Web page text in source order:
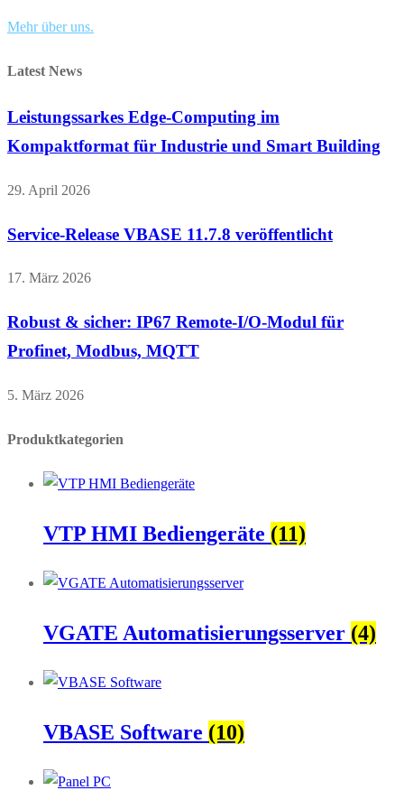
Mehr über uns.
Latest News
Leistungssarkes Edge-Computing im
Kompaktformat für Industrie und Smart Building
29. April 2026
Service-Release VBASE 11.7.8 veröffentlicht
17. März 2026
Robust & sicher: IP67 Remote-I/O-Modul für
Profinet, Modbus, MQTT
5. März 2026
Produktkategorien
VTP HMI Bediengeräte (11)
VGATE Automatisierungsserver (4)
VBASE Software (10)